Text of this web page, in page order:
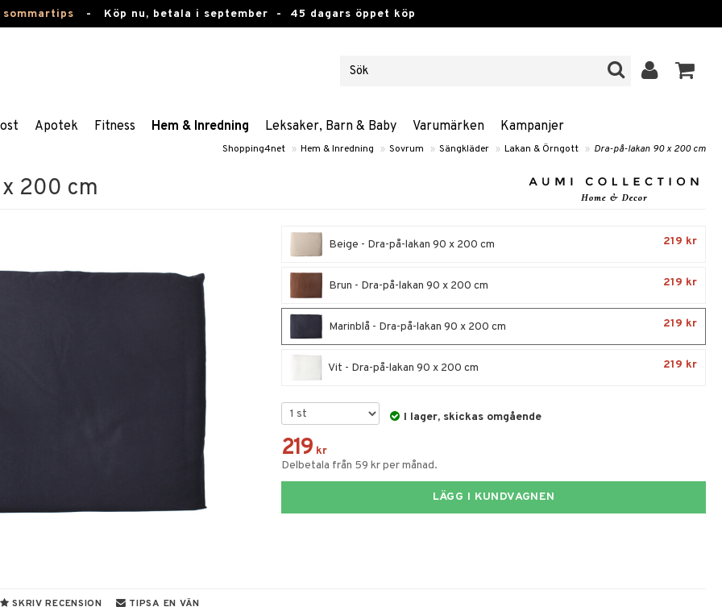
- Köp nu, betala i september - 45 dagars öppet köp
Apotek Fitness Hem & Inredning Leksaker, Barn & Baby Varumärken Kampanjer
Shopping4net » Hem & Inredning » Sovrum » Sängkläder » Lakan & Örngott » Dra-på-lakan 90 x 200 cm
200 cm
Beige - Dra-på-lakan 90 x 200 cm 219 kr
Brun - Dra-på-lakan 90 x 200 cm 219 kr
Marinblå - Dra-på-lakan 90 x 200 cm 219 kr
Vit - Dra-på-lakan 90 x 200 cm 219 kr
I lager, skickas omgående
219 kr
Delbetala från 59 kr per månad.
LÄGG I KUNDVAGNEN
SKRIV RECENSION TIPSA EN VÄN